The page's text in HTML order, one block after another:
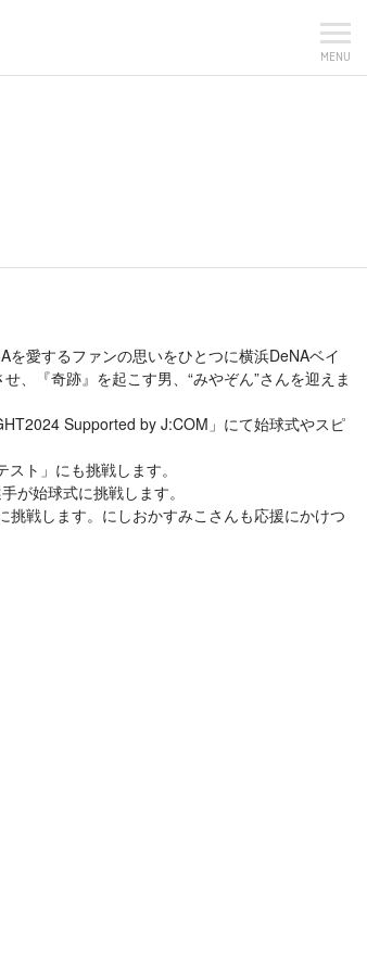
MENU
愛するファンの思いをひとつに横浜DeNAベイ
、『奇跡』を起こす男、“みやぞん”さんを迎えま
Supported by J:COM」にて始球式やスピ
ト」にも挑戦します。
が始球式に挑戦します。
戦します。にしおかすみこさんも応援にかけつ